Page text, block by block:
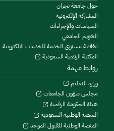
حول جامعة نجران
المشاركة الإلكترونية
السياسات والإجراءات
التقويم الجامعي
اتفاقية مستوى الخدمة للخدمات الإلكترونية
المكتبة الرقمية السعودية
روابط مهمة
وزارة التعليم
مجلس شؤون الجامعات
هيئة الحكومة الرقمية
المنصة الوطنية السعودية
المنصة الوطنية للقبول الموحد